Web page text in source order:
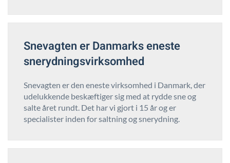
Snevagten er Danmarks eneste
snerydningsvirksomhed
Snevagten er den eneste virksomhed i Danmark, der
udelukkende beskæftiger sig med at rydde sne og
salte året rundt. Det har vi gjort i 15 år og er
specialister inden for saltning og snerydning.